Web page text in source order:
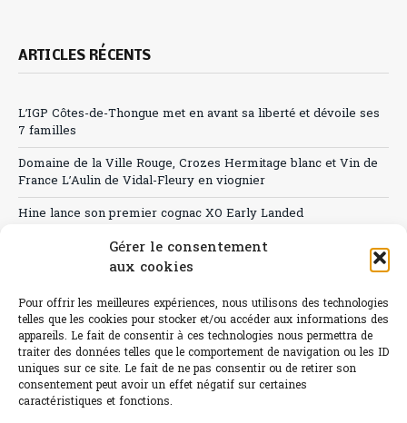
Gérer le consentement
aux cookies
Pour offrir les meilleures expériences, nous utilisons des technologies
telles que les cookies pour stocker et/ou accéder aux informations des
appareils. Le fait de consentir à ces technologies nous permettra de
traiter des données telles que le comportement de navigation ou les ID
uniques sur ce site. Le fait de ne pas consentir ou de retirer son
consentement peut avoir un effet négatif sur certaines
caractéristiques et fonctions.
ARTICLES RÉCENTS
L’IGP Côtes-de-Thongue met en avant sa liberté et dévoile ses
7 familles
Domaine de la Ville Rouge, Crozes Hermitage blanc et Vin de
France L’Aulin de Vidal-Fleury en viognier
Hine lance son premier cognac XO Early Landed
Canicule : A quand le CHR à « l’heure espagnole » ?
Sélection de rosés 2026
L'abus d'alcool est dangereux pour la santé.